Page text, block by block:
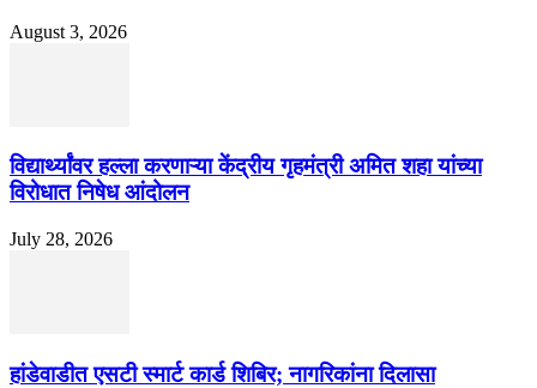
August 3, 2026
विद्यार्थ्यांवर हल्ला करणाऱ्या केंद्रीय गृहमंत्री अमित शहा यांच्या
विरोधात निषेध आंदोलन
July 28, 2026
हांडेवाडीत एसटी स्मार्ट कार्ड शिबिर; नागरिकांना दिलासा